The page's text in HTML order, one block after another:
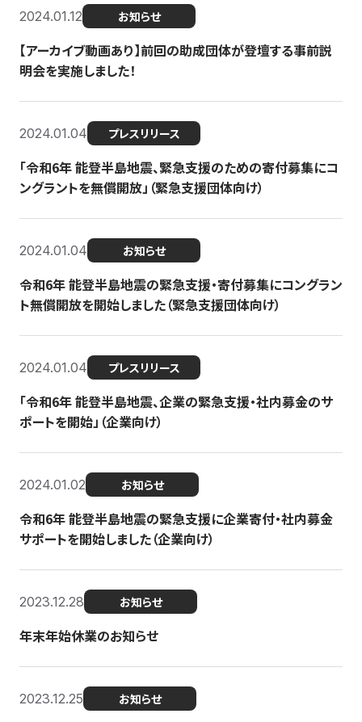
2024.01.12 お知らせ
【アーカイブ動画あり】前回の助成団体が登壇する事前説
明会を実施しました！
2024.01.04 プレスリリース
「令和6年 能登半島地震、緊急支援のための寄付募集にコ
ングラントを無償開放」（緊急支援団体向け）
2024.01.04 お知らせ
令和6年 能登半島地震の緊急支援・寄付募集にコングラン
ト無償開放を開始しました（緊急支援団体向け）
2024.01.04 プレスリリース
「令和6年 能登半島地震、企業の緊急支援・社内募金のサ
ポートを開始」（企業向け）
2024.01.02 お知らせ
令和6年 能登半島地震の緊急支援に企業寄付・社内募金
サポートを開始しました（企業向け）
2023.12.28 お知らせ
年末年始休業のお知らせ
2023.12.25 お知らせ